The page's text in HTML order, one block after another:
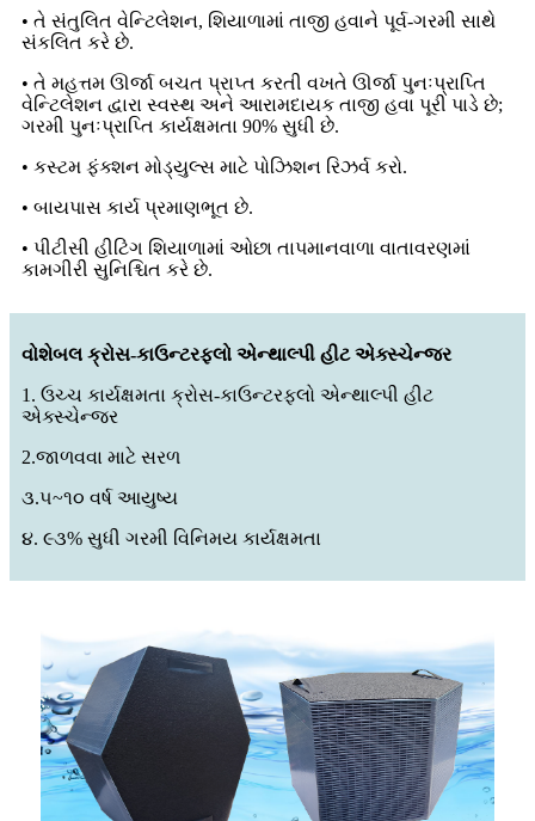
• તે સંતુલિત વેન્ટિલેશન, શિયાળામાં તાજી હવાને પૂર્વ-ગરમી સાથે
સંકલિત કરે છે.
• તે મહત્તમ ઊર્જા બચત પ્રાપ્ત કરતી વખતે ઊર્જા પુનઃપ્રાપ્તિ
વેન્ટિલેશન દ્વારા સ્વસ્થ અને આરામદાયક તાજી હવા પૂરી પાડે છે;
ગરમી પુનઃપ્રાપ્તિ કાર્યક્ષમતા 90% સુધી છે.
• કસ્ટમ ફંક્શન મોડ્યુલ્સ માટે પોઝિશન રિઝર્વ કરો.
• બાયપાસ કાર્ય પ્રમાણભૂત છે.
• પીટીસી હીટિંગ શિયાળામાં ઓછા તાપમાનવાળા વાતાવરણમાં
કામગીરી સુનિશ્ચિત કરે છે.
વોશેબલ ક્રોસ-કાઉન્ટરફ્લો એન્થાલ્પી હીટ એક્સ્ચેન્જર
1. ઉચ્ચ કાર્યક્ષમતા ક્રોસ-કાઉન્ટરફ્લો એન્થાલ્પી હીટ
એક્સ્ચેન્જર
2.જાળવવા માટે સરળ
૩.૫~૧૦ વર્ષ આયુષ્ય
૪. ૯૩% સુધી ગરમી વિનિમય કાર્યક્ષમતા